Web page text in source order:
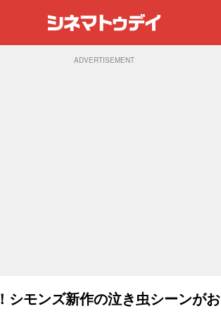
ADVERTISEMENT
シモンズ新作の泣き虫シーンがお